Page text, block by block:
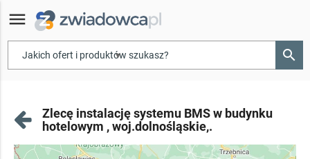
menu
▾ search
Zlecę instalację systemu BMS w budynku
hotelowym , woj.dolnośląskie,.